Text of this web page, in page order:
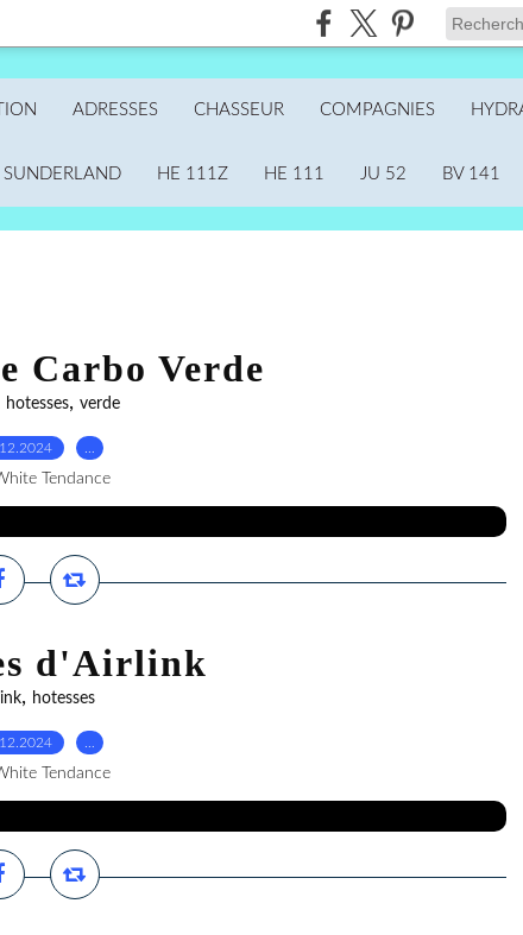
ADRESSES CHASSEUR COMPAGNIES
SUNDERLAND HE 111Z HE 111 JU 52 BV 141
Carbo Verde
hotesses, verde
Tendance
d'Airlink
, hotesses
Tendance